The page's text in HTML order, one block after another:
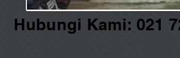
Hubungi Kami: 021